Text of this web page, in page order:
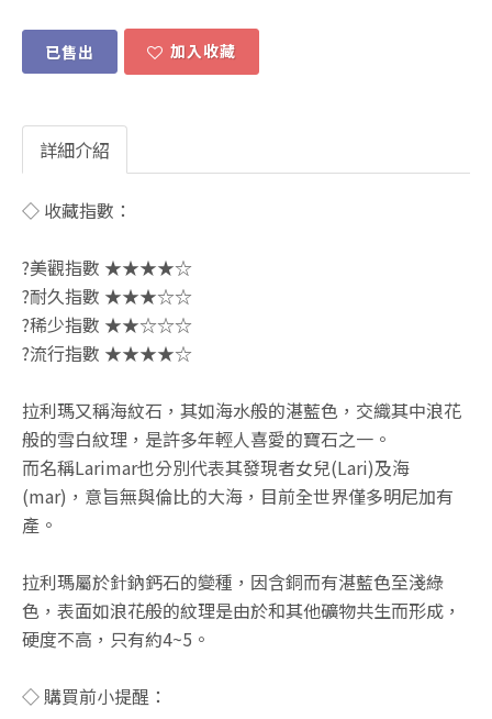
已售出 加入收藏
詳細介紹
◇ 收藏指數：
?美觀指數 ★★★★☆
?耐久指數 ★★★☆☆
?稀少指數 ★★☆☆☆
?流行指數 ★★★★☆
拉利瑪又稱海紋石，其如海水般的湛藍色，交織其中浪花
般的雪白紋理，是許多年輕人喜愛的寶石之一。
而名稱Larimar也分別代表其發現者女兒(Lari)及海
(mar)，意旨無與倫比的大海，目前全世界僅多明尼加有
產。
拉利瑪屬於針鈉鈣石的變種，因含銅而有湛藍色至淺綠
色，表面如浪花般的紋理是由於和其他礦物共生而形成，
硬度不高，只有約4~5。
◇ 購買前小提醒：